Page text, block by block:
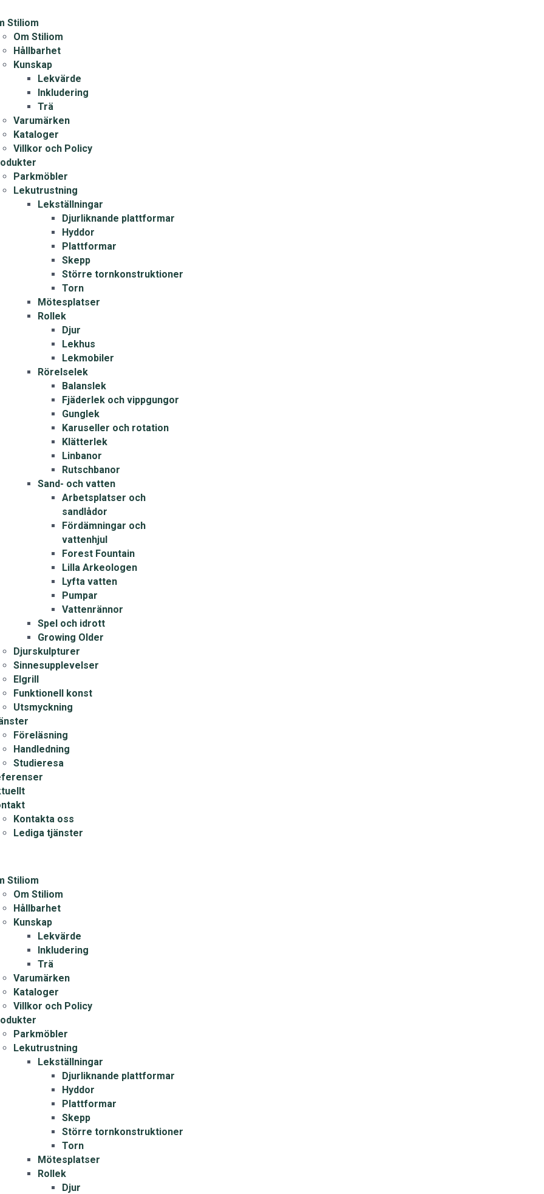
Stiliom
Om Stiliom
Hållbarhet
Kunskap
Lekvärde
Inkludering
Trä
Varumärken
Kataloger
Villkor och Policy
Parkmöbler
Lekutrustning
Lekställningar
Djurliknande plattformar
Hyddor
Plattformar
Skepp
Större tornkonstruktioner
Torn
Mötesplatser
Rollek
Djur
Lekhus
Lekmobiler
Rörelselek
Balanslek
Fjäderlek och vippgungor
Gunglek
Karuseller och rotation
Klätterlek
Linbanor
Rutschbanor
Sand- och vatten
Arbetsplatser och
sandlådor
Fördämningar och
vattenhjul
Forest Fountain
Lilla Arkeologen
Lyfta vatten
Pumpar
Vattenrännor
Spel och idrott
Growing Older
Djurskulpturer
Sinnesupplevelser
Elgrill
Funktionell konst
Utsmyckning
Föreläsning
Handledning
Studieresa
Kontakta oss
Lediga tjänster
Stiliom
Om Stiliom
Hållbarhet
Kunskap
Lekvärde
Inkludering
Trä
Varumärken
Kataloger
Villkor och Policy
Parkmöbler
Lekutrustning
Lekställningar
Djurliknande plattformar
Hyddor
Plattformar
Skepp
Större tornkonstruktioner
Torn
Mötesplatser
Rollek
Djur